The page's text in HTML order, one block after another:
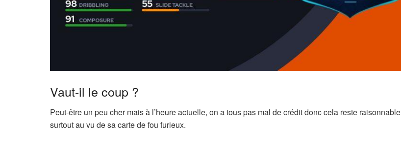
Vaut-il le coup ?
Peut-être un peu cher mais à l’heure actuelle, on a tous pas mal de crédit donc cela reste raisonnable
surtout au vu de sa carte de fou furieux.